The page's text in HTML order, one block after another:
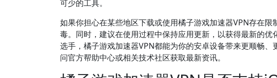
可少的工具。
如果你担心在某些地区下载或使用橘子游戏加速器VPN存在
毒。同时，建议在使用过程中保持应用更新，以获得最新的
选手，橘子游戏加速器VPN都能为你的安卓设备带来更顺畅
问官方帮助中心或相关技术社区获取最新资讯。